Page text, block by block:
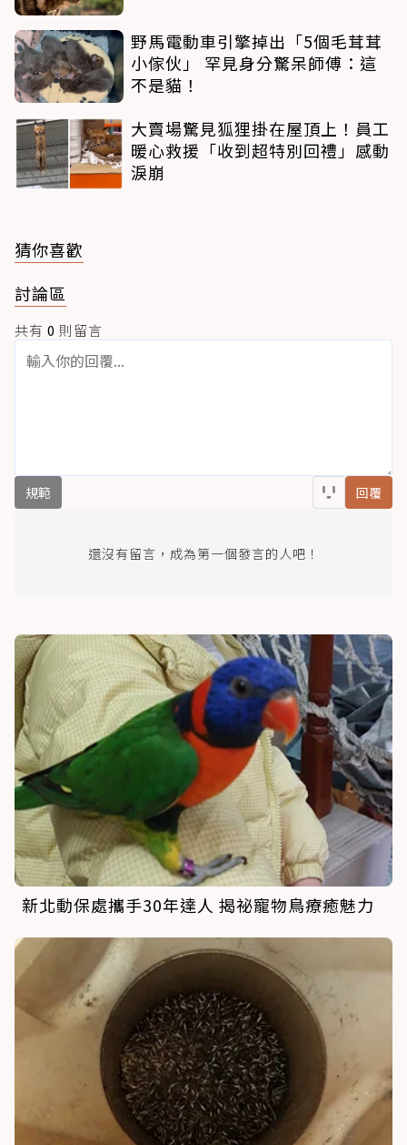
野馬電動車引擎掉出「5個毛茸茸
小傢伙」 罕見身分驚呆師傅：這
不是貓！
大賣場驚見狐狸掛在屋頂上！員工
暖心救援「收到超特別回禮」感動
淚崩
猜你喜歡
討論區
共有 0 則留言
規範 回覆
還沒有留言，成為第一個發言的人吧！
新北動保處攜手30年達人 揭祕寵物鳥療癒魅力